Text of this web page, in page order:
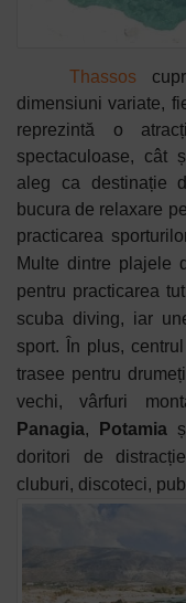
Thassos
dimensiuni variate,
reprezintă o
spectaculoase, cât
aleg ca destinație
bucura de relaxare
practicarea
Multe dintre plajele
pentru practicarea
scuba diving, iar
sport. În plus,
trasee pentru
vechi, vârfuri
Panagia, Potamia
doritori de
cluburi, discoteci,